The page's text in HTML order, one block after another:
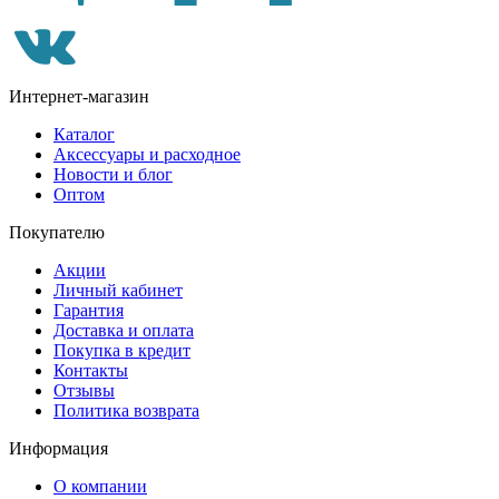
Интернет-магазин
Каталог
Аксессуары и расходное
Новости и блог
Оптом
Покупателю
Акции
Личный кабинет
Гарантия
Доставка и оплата
Покупка в кредит
Контакты
Отзывы
Политика возврата
Информация
О компании